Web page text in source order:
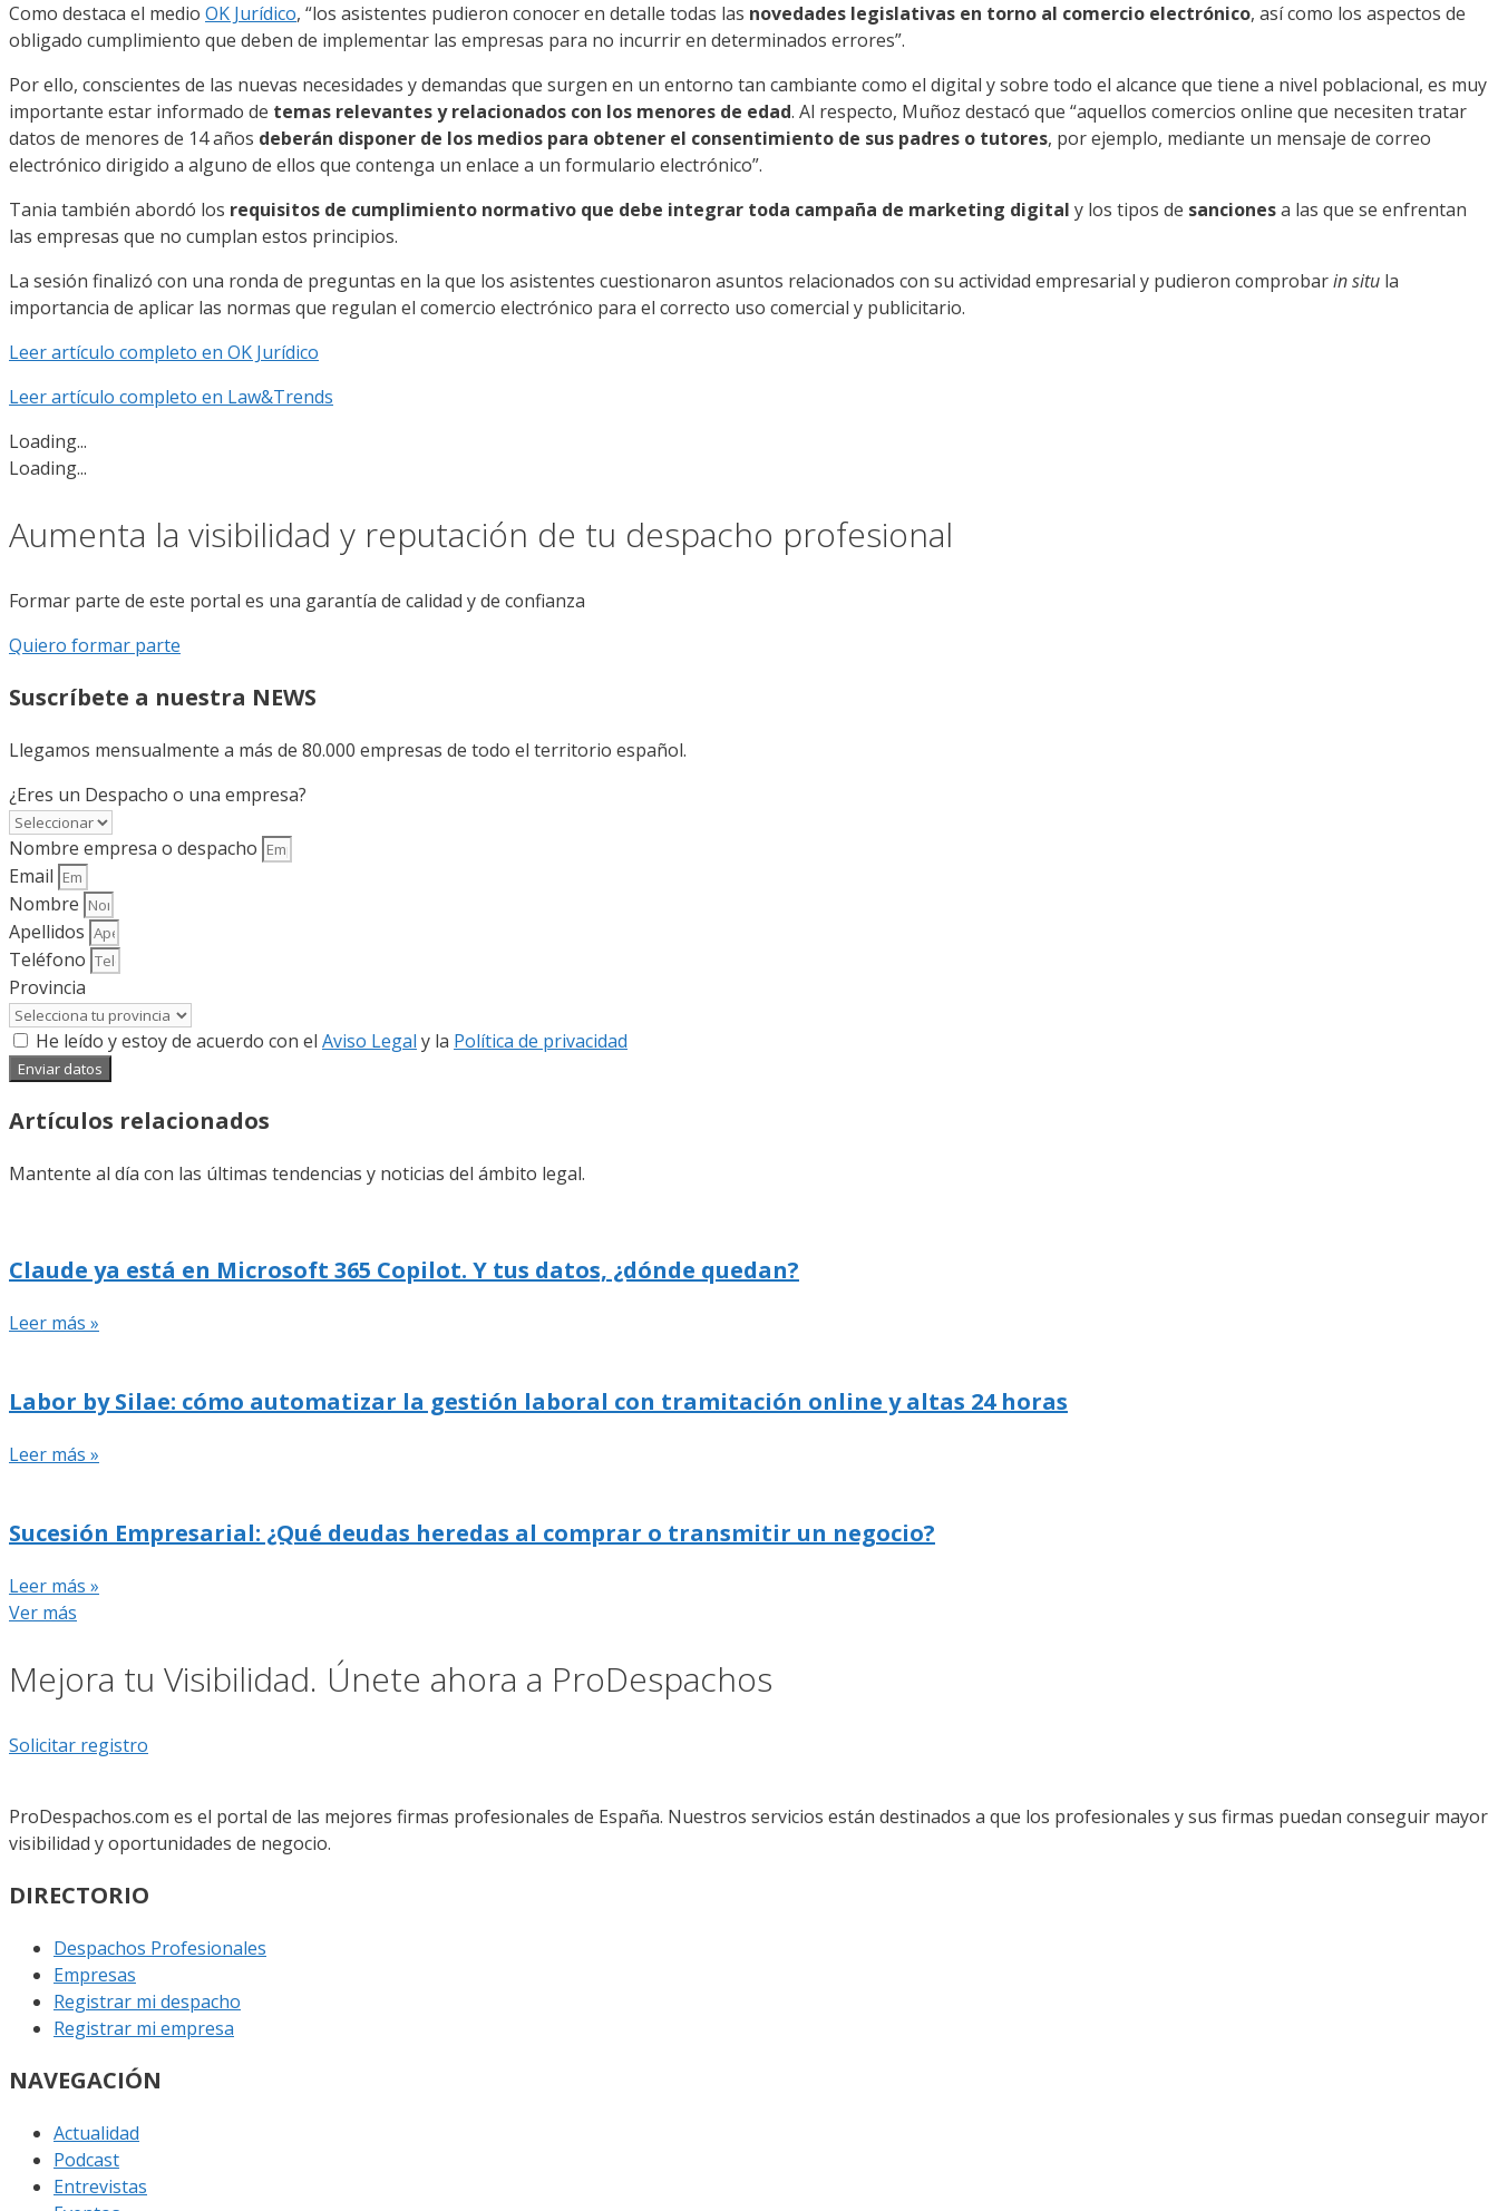
Como destaca el medio OK Jurídico, “los asistentes pudieron conocer en detalle todas las novedades legislativas en torno al comercio electrónico, así como los aspectos de
obligado cumplimiento que deben de implementar las empresas para no incurrir en determinados errores”.
Por ello, conscientes de las nuevas necesidades y demandas que surgen en un entorno tan cambiante como el digital y sobre todo el alcance que tiene a nivel poblacional, es muy
importante estar informado de temas relevantes y relacionados con los menores de edad. Al respecto, Muñoz destacó que “aquellos comercios online que necesiten tratar
datos de menores de 14 años deberán disponer de los medios para obtener el consentimiento de sus padres o tutores, por ejemplo, mediante un mensaje de correo
electrónico dirigido a alguno de ellos que contenga un enlace a un formulario electrónico”.
Tania también abordó los requisitos de cumplimiento normativo que debe integrar toda campaña de marketing digital y los tipos de sancionesa las que se enfrentan
las empresas que no cumplan estos principios.
La sesión finalizó con una ronda de preguntas en la que los asistentes cuestionaron asuntos relacionados con su actividad empresarial y pudieron comprobarin situ la
importancia de aplicar las normas que regulan el comercio electrónico para el correcto uso comercial y publicitario.
Leer artículo completo en OK Jurídico
Leer artículo completo en Law&Trends
Loading...
Loading...
Aumenta la visibilidad y reputación de tu despacho profesional
Formar parte de este portal es una garantía de calidad y de confianza
Quiero formar parte
Suscríbete a nuestra NEWS
Llegamos mensualmente a más de 80.000 empresas de todo el territorio español.
¿Eres un Despacho o una empresa?
Nombre empresa o despacho
Email
Nombre
Apellidos
Teléfono
Provincia
He leído y estoy de acuerdo con el Aviso Legal y la Política de privacidad
Enviar datos
Artículos relacionados
Mantente al día con las últimas tendencias y noticias del ámbito legal.
Claude ya está en Microsoft 365 Copilot. Y tus datos, ¿dónde quedan?
Leer más »
Labor by Silae: cómo automatizar la gestión laboral con tramitación online y altas 24 horas
Leer más »
Sucesión Empresarial: ¿Qué deudas heredas al comprar o transmitir un negocio?
Leer más »
Ver más
Mejora tu Visibilidad. Únete ahora a ProDespachos
Solicitar registro
ProDespachos.com es el portal de las mejores firmas profesionales de España. Nuestros servicios están destinados a que los profesionales y sus firmas puedan conseguir mayor
visibilidad y oportunidades de negocio.
DIRECTORIO
Despachos Profesionales
Empresas
Registrar mi despacho
Registrar mi empresa
NAVEGACIÓN
Actualidad
Podcast
Entrevistas